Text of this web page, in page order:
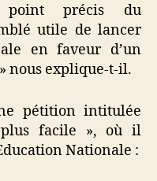
point précis du
utile de lancer
en faveur d’un
nous explique-t-il.
pétition intitulée
plus facile », où il
Nationale :